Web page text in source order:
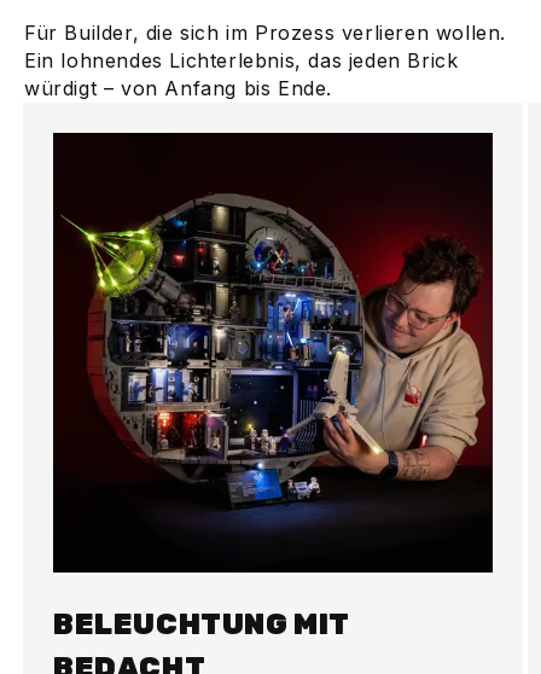
Für Builder, die sich im Prozess verlieren wollen.
Ein lohnendes Lichterlebnis, das jeden Brick
würdigt – von Anfang bis Ende.
BELEUCHTUNG MIT